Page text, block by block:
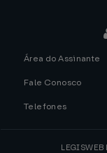
Área do Assinante
Fale Conosco
Telefones
LEGISWEB